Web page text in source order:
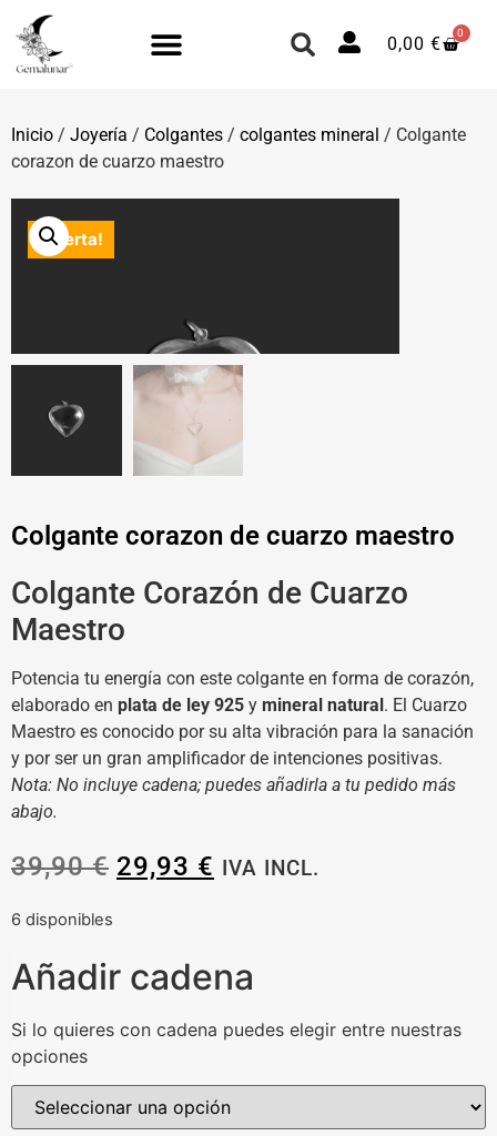
0,00 €
0
Inicio / Joyería / Colgantes / colgantes mineral / Colgante
corazon de cuarzo maestro
¡Oferta!
Colgante corazon de cuarzo maestro
Colgante Corazón de Cuarzo
Maestro
Potencia tu energía con este colgante en forma de corazón,
elaborado en plata de ley 925 y mineral natural. El Cuarzo
Maestro es conocido por su alta vibración para la sanación
y por ser un gran amplificador de intenciones positivas.
Nota: No incluye cadena; puedes añadirla a tu pedido más
abajo.
39,90€ 29,93 € IVA INCL.
6 disponibles
Añadir cadena
Si lo quieres con cadena puedes elegir entre nuestras
opciones